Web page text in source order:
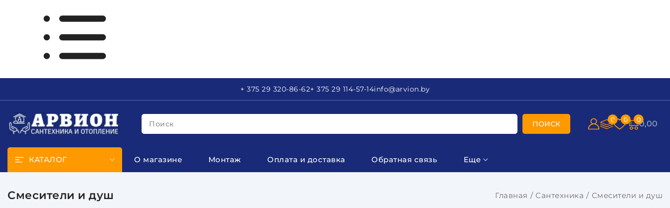
+ 375 29 320-86-62+ 375 29 114-57-14info@arvion.by
Поиск ПОИСК 0 0 00,00
КАТАЛОГ О магазине Монтаж Оплата и доставка Обратная связь Еще
Смесители и душ Главная Сантехника Смесители и душ